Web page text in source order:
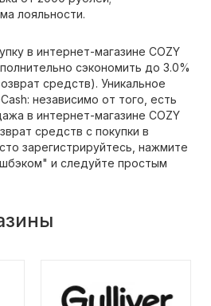
лояльности.
в интернет-магазине COZY
сэкономить до 3.0%
средств). Уникальное
независимо от того, есть
в интернет-магазине COZY
средств с покупки в
зарегистрируйтесь, нажмите
и следуйте простым